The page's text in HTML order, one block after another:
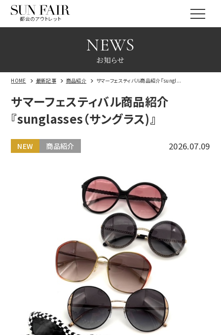
都会のアウトレット
NEWS
お知らせ
HOME 最新記事 商品紹介 サマーフェスティバル商品紹介『sungl...
サマーフェスティバル商品紹介
『sunglasses（サングラス)』
NEW 商品紹介 2026.07.09